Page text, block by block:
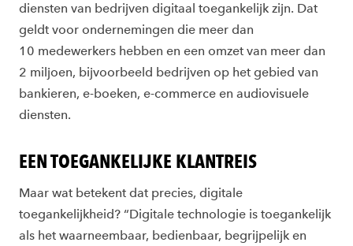
diensten van bedrijven digitaal toegankelijk zijn. Dat
geldt voor ondernemingen die meer dan
10 medewerkers hebben en een omzet van meer dan
2 miljoen, bijvoorbeeld bedrijven op het gebied van
bankieren, e-boeken, e-commerce en audiovisuele
diensten.
EEN TOEGANKELIJKE KLANTREIS
Maar wat betekent dat precies, digitale
toegankelijkheid? “Digitale technologie is toegankelijk
als het waarneembaar, bedienbaar, begrijpelijk en